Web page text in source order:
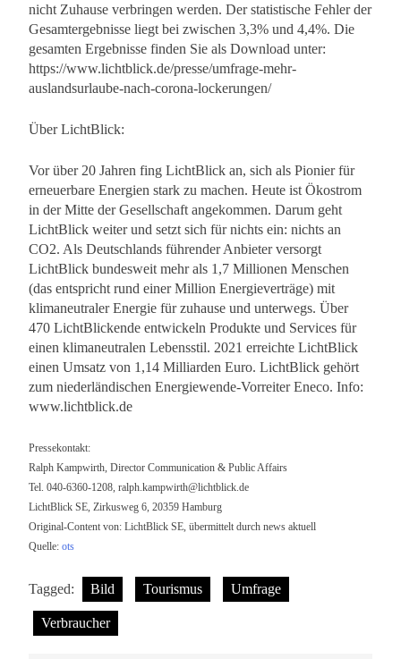
nicht Zuhause verbringen werden. Der statistische Fehler der
Gesamtergebnisse liegt bei zwischen 3,3% und 4,4%. Die
gesamten Ergebnisse finden Sie als Download unter:
https://www.lichtblick.de/presse/umfrage-mehr-
auslandsurlaube-nach-corona-lockerungen/
Über LichtBlick:
Vor über 20 Jahren fing LichtBlick an, sich als Pionier für
erneuerbare Energien stark zu machen. Heute ist Ökostrom
in der Mitte der Gesellschaft angekommen. Darum geht
LichtBlick weiter und setzt sich für nichts ein: nichts an
CO2. Als Deutschlands führender Anbieter versorgt
LichtBlick bundesweit mehr als 1,7 Millionen Menschen
(das entspricht rund einer Million Energieverträge) mit
klimaneutraler Energie für zuhause und unterwegs. Über
470 LichtBlickende entwickeln Produkte und Services für
einen klimaneutralen Lebensstil. 2021 erreichte LichtBlick
einen Umsatz von 1,14 Milliarden Euro. LichtBlick gehört
zum niederländischen Energiewende-Vorreiter Eneco. Info:
www.lichtblick.de
Pressekontakt:
Ralph Kampwirth, Director Communication & Public Affairs
Tel. 040-6360-1208, ralph.kampwirth@lichtblick.de
LichtBlick SE, Zirkusweg 6, 20359 Hamburg
Original-Content von: LichtBlick SE, übermittelt durch news aktuell
Quelle: ots
Tagged: Bild Tourismus Umfrage
Verbraucher